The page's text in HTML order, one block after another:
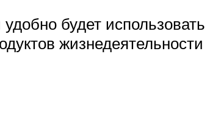
будет использовать
жизнедеятельности